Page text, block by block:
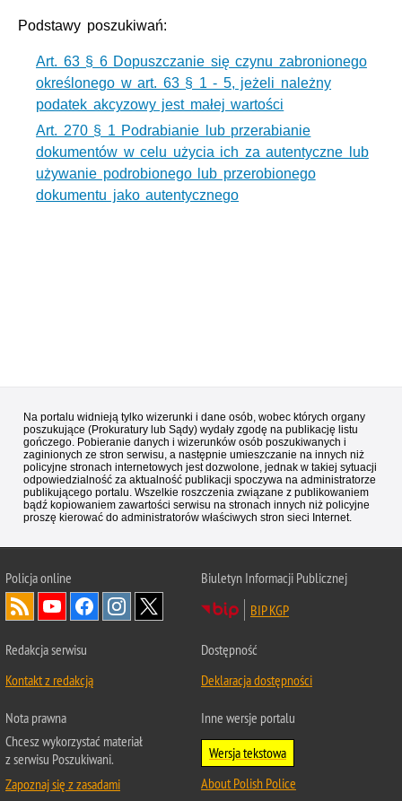
Podstawy poszukiwań:
Art. 63 § 6 Dopuszczanie się czynu zabronionego
określonego w art. 63 § 1 - 5, jeżeli należny
podatek akcyzowy jest małej wartości
Art. 270 § 1 Podrabianie lub przerabianie
dokumentów w celu użycia ich za autentyczne lub
używanie podrobionego lub przerobionego
dokumentu jako autentycznego
Na portalu widnieją tylko wizerunki i dane osób, wobec których organy
poszukujące (Prokuratury lub Sądy) wydały zgodę na publikację listu
gończego. Pobieranie danych i wizerunków osób poszukiwanych i
zaginionych ze stron serwisu, a następnie umieszczanie na innych niż
policyjne stronach internetowych jest dozwolone, jednak w takiej sytuacji
odpowiedzialność za aktualność publikacji spoczywa na administratorze
publikującego portalu. Wszelkie roszczenia związane z publikowaniem
bądź kopiowaniem zawartości serwisu na stronach innych niż policyjne
proszę kierować do administratorów właściwych stron sieci Internet.
Policjaonline
Biuletyn Informacji Publicznej
BIP KGP
Redakcja serwisu
Kontakt z redakcją
Dostępność
Deklaracja dostępności
Nota prawna
Chcesz wykorzystać materiał
z serwisu Poszukiwani.
Zapoznaj się z zasadami
Inne wersje portalu
Wersja tekstowa
About Polish Police